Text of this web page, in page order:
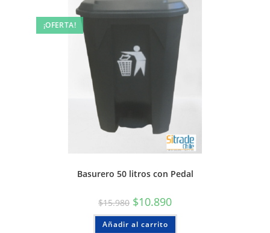
¡OFERTA!
Basurero 50 litros con Pedal
$15.980 $10.890
Añadir al carrito